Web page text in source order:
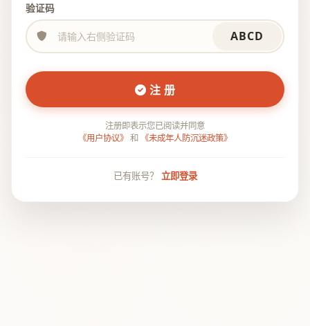
验证码
ABCD
注 册
注册即表示您已阅读并同意
《用户协议》 和 《未成年人防沉迷政策》
已有账号？ 立即登录